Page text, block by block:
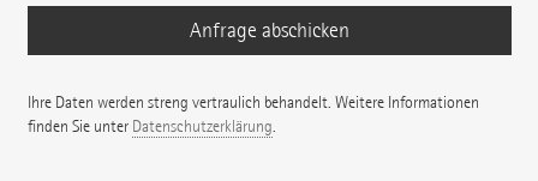
Ihre Daten werden streng vertraulich behandelt. Weitere Informationen
finden Sie unter Datenschutzerklärung.